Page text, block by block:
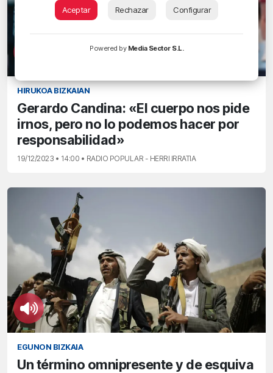
HIRUKOA BIZKAIAN
Gerardo Candina: «El cuerpo nos pide
irnos, pero no lo podemos hacer por
responsabilidad»
19/12/2023 • 14:00 • RADIO POPULAR - HERRI IRRATIA
EGUNON BIZKAIA
Un término omnipresente y de esquiva
Aceptar Rechazar Configurar
Powered by Media Sector S.L.